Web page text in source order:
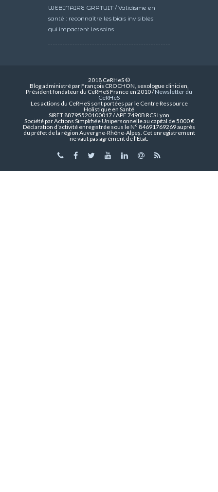
WEBINAIRE GRATUIT / Validisme en
santé : reconnaître les biais invisibles
qui impactent les soins
2018 CeRHeS ©
Blog administré par François CROCHON, sexologue clinicien,
Président fondateur du CeRHeS France en 2010 /Newsletter du
CeRHeS
Les actions du CeRHeS sont portées par le Centre Ressource
Holistique en Santé
SIRET 88795520100017 / APE 7490B RCS Lyon
Société par Actions Simplifiée Unipersonnelle au capital de 5000 €
Déclaration d’activité enregistrée sous le N° 84691769269 auprès
du préfet de la région Auvergne-Rhône-Alpes. Cet enregistrement
ne vaut pas agrément de l’État.